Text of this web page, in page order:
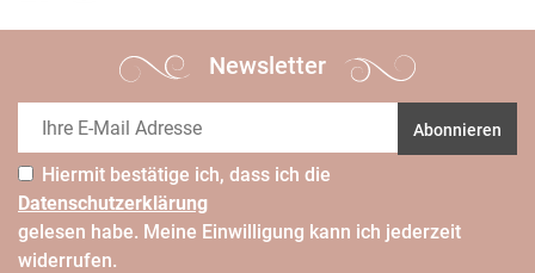
Newsletter
Abonnieren
Hiermit bestätige ich, dass ich die
Daten­schutz­erklärung
gelesen habe. Meine Einwilligung kann ich jederzeit
widerrufen.